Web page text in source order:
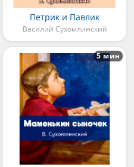
Петрик и Павлик
Василий Сухомлинский
5 мин